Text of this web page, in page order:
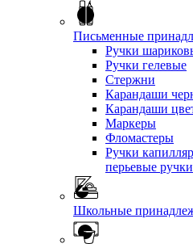
Письменные
Ручки
Ручки гелевые
Стержни
Карандаши
Карандаши
Маркеры
Фломастеры
Ручки
перьевые ручки
Школьные